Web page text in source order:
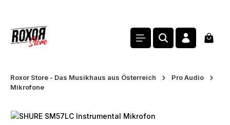
Roxor Store - Das Musikhaus aus Österreich
Pro Audio
Mikrofone
Bildergalerie überspringen